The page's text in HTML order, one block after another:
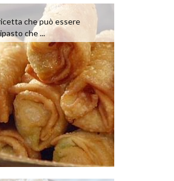
che può essere
che ...